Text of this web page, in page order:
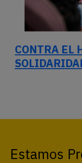
CONTRA EL
Estamos